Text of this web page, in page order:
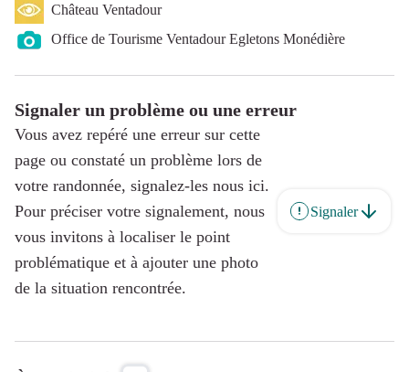
Château Ventadour
Office de Tourisme Ventadour Egletons Monédière
Signaler un problème ou une erreur
Vous avez repéré une erreur sur cette
page ou constaté un problème lors de
votre randonnée, signalez-les nous ici.
Pour préciser votre signalement, nous
vous invitons à localiser le point
problématique et à ajouter une photo
de la situation rencontrée.
Signaler